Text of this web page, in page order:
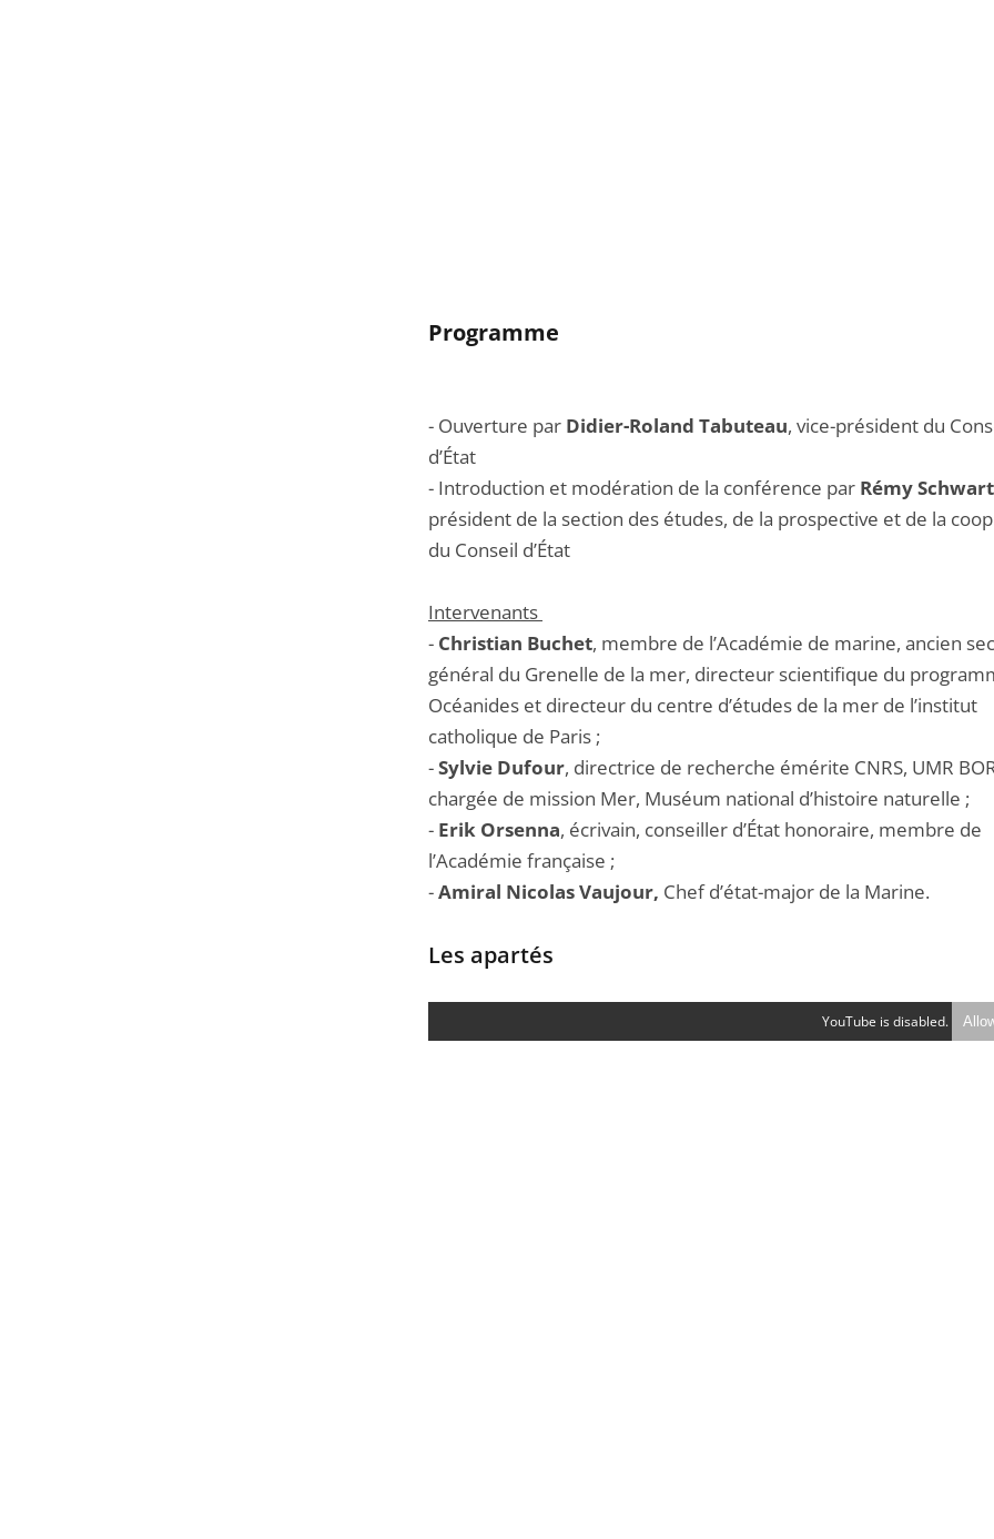
Programme
- Ouverture par Didier-Roland Tabuteau, vice-président du
d’État
- Introduction et modération de la conférence par Rémy
président de la section des études, de la prospective et de la
du Conseil d’État
Intervenants
- Christian Buchet, membre de l’Académie de marine, ancien
général du Grenelle de la mer, directeur scientifique du
Océanides et directeur du centre d’études de la mer de l’institut
catholique de Paris ;
-Sylvie Dufour, directrice de recherche émérite CNRS, UMR
chargée de mission Mer, Muséum national d’histoire naturelle ;
- Erik Orsenna, écrivain, conseiller d’État honoraire, membre de
l’Académie française ;
-Amiral Nicolas Vaujour, Chef d’état-major de la Marine.
Les apartés
YouTube is disabled.